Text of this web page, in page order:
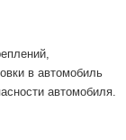
в автомобиль
автомобиля.